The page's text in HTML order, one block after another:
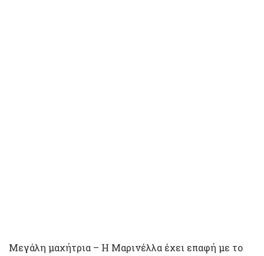
Μεγάλη μαχήτρια – Η Μαρινέλλα έχει επαφή με το